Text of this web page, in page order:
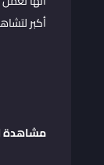
أكبر
مشاهدة